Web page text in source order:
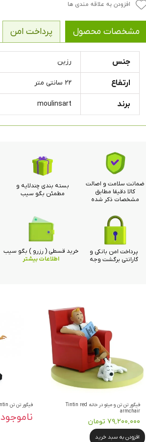
افزودن به علاقه مندی ها
مشخصات محصول پرداخت امن
جنس رزین
ارتفاع ۲۲ سانتی متر
برند moulinsart
فیگور تن تن و میلو در خانه Tintin red
armchair
۷۹,۲۰۰,۰۰۰ تومان
افزودن به سبد خرید
فیگور تن تن tintin
ناموجود
ضمانت سلامت و اصالت
کالا دقیقا مطابق
مشخصات ذکر شده
بسته بندی چندلایه و
مطمئن بگو سیب
خرید قسطی ( رزرو ) بگو سیب
اطلاعات بیشتر
پرداخت امن بانکی و
گارانتی برگشت وجه